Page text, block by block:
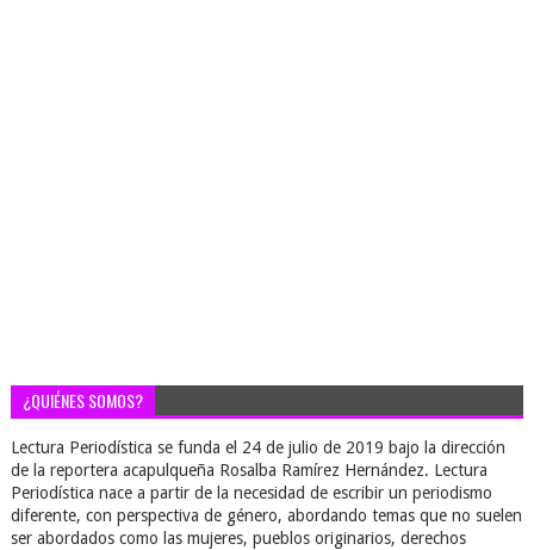
¿QUIÉNES SOMOS?
Lectura Periodística se funda el 24 de julio de 2019 bajo la dirección
de la reportera acapulqueña Rosalba Ramírez Hernández. Lectura
Periodística nace a partir de la necesidad de escribir un periodismo
diferente, con perspectiva de género, abordando temas que no suelen
ser abordados como las mujeres, pueblos originarios, derechos